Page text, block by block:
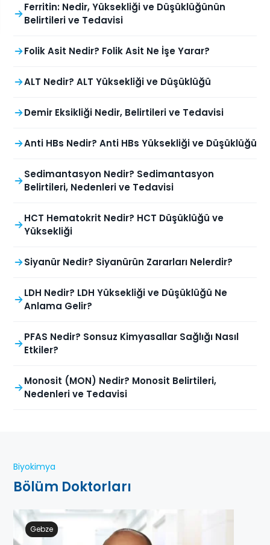
Ferritin: Nedir, Yüksekliği ve Düşüklüğünün
Belirtileri ve Tedavisi
Folik Asit Nedir? Folik Asit Ne İşe Yarar?
ALT Nedir? ALT Yüksekliği ve Düşüklüğü
Demir Eksikliği Nedir, Belirtileri ve Tedavisi
Anti HBs Nedir? Anti HBs Yüksekliği ve Düşüklüğü
Sedimantasyon Nedir? Sedimantasyon
Belirtileri, Nedenleri ve Tedavisi
HCT Hematokrit Nedir? HCT Düşüklüğü ve
Yüksekliği
Siyanür Nedir? Siyanürün Zararları Nelerdir?
LDH Nedir? LDH Yüksekliği ve Düşüklüğü Ne
Anlama Gelir?
PFAS Nedir? Sonsuz Kimyasallar Sağlığı Nasıl
Etkiler?
Monosit (MON) Nedir? Monosit Belirtileri,
Nedenleri ve Tedavisi
Biyokimya
Bölüm Doktorları
Gebze